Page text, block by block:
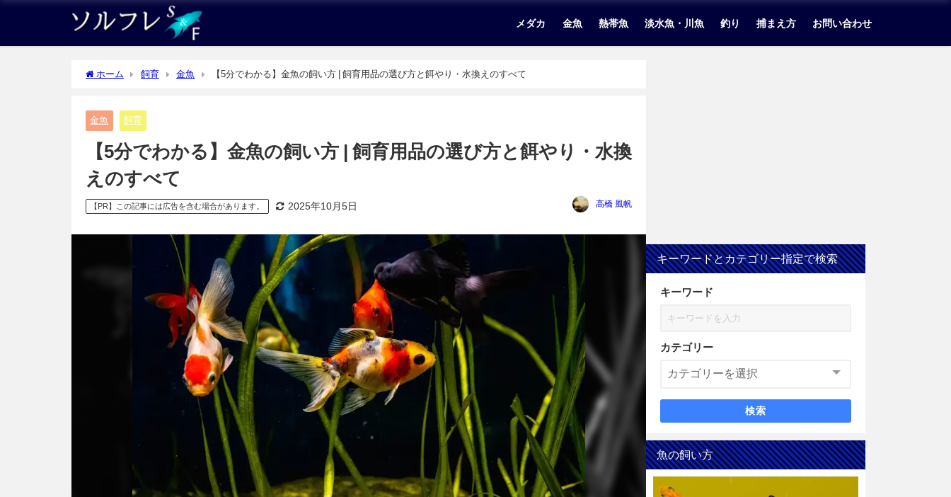
メダカ 金魚 熱帯魚 淡水魚・川魚 釣り 捕まえ方 お問い合わせ
ホーム 飼育 金魚 【5分でわかる】金魚の飼い方 | 飼育用品の選び方と餌やり・水換えのすべて
金魚 飼育
【5分でわかる】金魚の飼い方 | 飼育用品の選び方と餌やり・水換
えのすべて
【PR】この記事には広告を含む場合があります。 2025年10月5日 高橋 風帆
キーワードとカテゴリー指定で検索
キーワード
カテゴリー
検索
魚の飼い方